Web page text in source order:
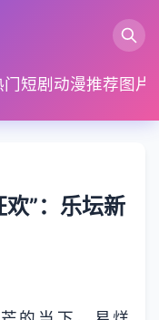
门短剧 动漫推荐图片
”：乐坛新